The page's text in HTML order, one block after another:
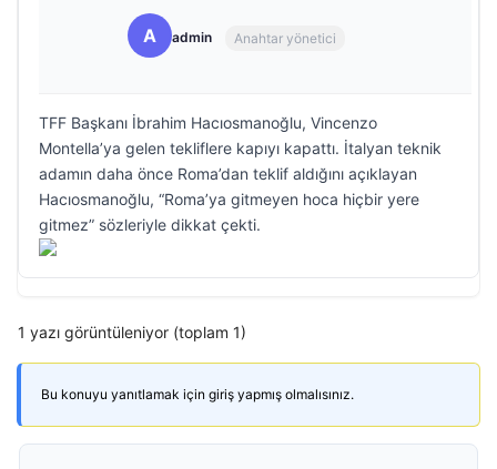
A admin Anahtar yönetici
TFF Başkanı İbrahim Hacıosmanoğlu, Vincenzo
Montella’ya gelen tekliflere kapıyı kapattı. İtalyan teknik
adamın daha önce Roma’dan teklif aldığını açıklayan
Hacıosmanoğlu, “Roma’ya gitmeyen hoca hiçbir yere
gitmez” sözleriyle dikkat çekti.
1 yazı görüntüleniyor (toplam 1)
Bu konuyu yanıtlamak için giriş yapmış olmalısınız.